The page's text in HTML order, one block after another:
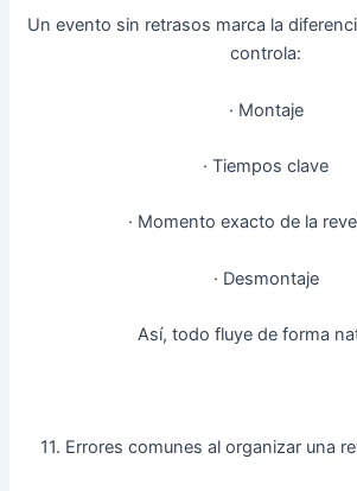
Un evento sin retrasos marca la
controla:
· Montaje
· Tiempos clave
· Momento exacto de la
· Desmontaje
Así, todo fluye de forma
11. Errores comunes al organizar una